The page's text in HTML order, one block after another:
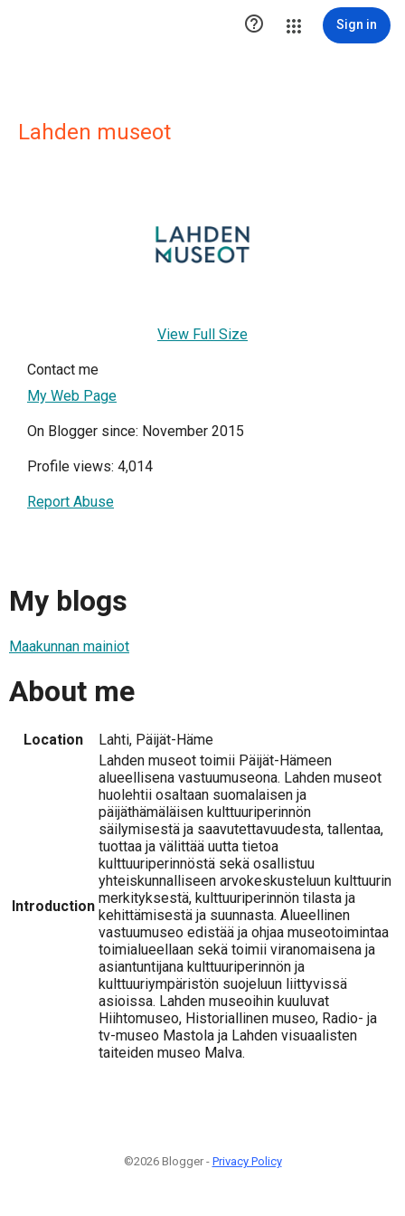
 Sign in
Lahden museot
View Full Size
Contact me
My Web Page
On Blogger since: November 2015
Profile views: 4,014
Report Abuse
My blogs
Maakunnan mainiot
About me
Location Lahti, Päijät-Häme
Introduction
Lahden museot toimii Päijät-Hämeen
alueellisena vastuumuseona. Lahden museot
huolehtii osaltaan suomalaisen ja
päijäthämäläisen kulttuuriperinnön
säilymisestä ja saavutettavuudesta, tallentaa,
tuottaa ja välittää uutta tietoa
kulttuuriperinnöstä sekä osallistuu
yhteiskunnalliseen arvokeskusteluun kulttuurin
merkityksestä, kulttuuriperinnön tilasta ja
kehittämisestä ja suunnasta. Alueellinen
vastuumuseo edistää ja ohjaa museotoimintaa
toimialueellaan sekä toimii viranomaisena ja
asiantuntijana kulttuuriperinnön ja
kulttuuriympäristön suojeluun liittyvissä
asioissa. Lahden museoihin kuuluvat
Hiihtomuseo, Historiallinen museo, Radio- ja
tv-museo Mastola ja Lahden visuaalisten
taiteiden museo Malva.
©2026 Blogger - Privacy Policy